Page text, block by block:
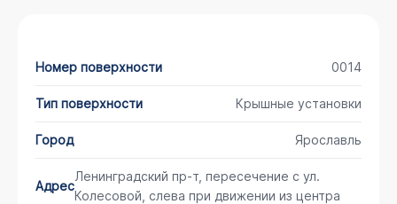
Номер поверхности 0014
Тип поверхности Крышные установки
Город Ярославль
Адрес
Ленинградский пр-т, пересечение с ул.
Колесовой, слева при движении из центра